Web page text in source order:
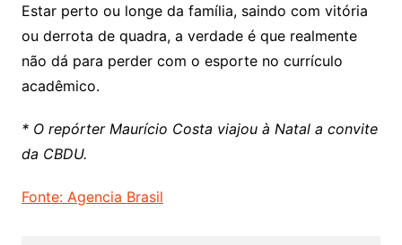
Estar perto ou longe da família, saindo com vitória
ou derrota de quadra, a verdade é que realmente
não dá para perder com o esporte no currículo
acadêmico.
* O repórter Maurício Costa viajou à Natal a convite
da CBDU.
Fonte: Agencia Brasil